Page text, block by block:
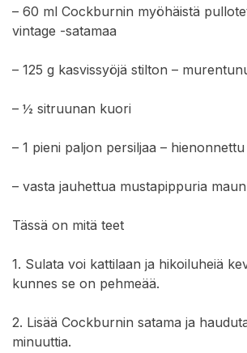
– 60 ml Cockburnin myöhäistä
vintage -satamaa
– 125 g kasvissyöjä stilton –
– ½ sitruunan kuori
– 1 pieni paljon persiljaa – hienonnettu
– vasta jauhettua mustapippuria
Tässä on mitä teet
1. Sulata voi kattilaan ja hikoiluheiä
kunnes se on pehmeää.
2. Lisää Cockburnin satama ja
minuuttia.